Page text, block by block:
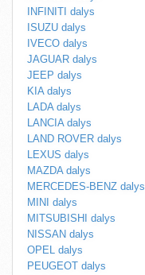
INFINITI dalys
ISUZU dalys
IVECO dalys
JAGUAR dalys
JEEP dalys
KIA dalys
LADA dalys
LANCIA dalys
LAND ROVER dalys
LEXUS dalys
MAZDA dalys
MERCEDES-BENZ dalys
MINI dalys
MITSUBISHI dalys
NISSAN dalys
OPEL dalys
PEUGEOT dalys